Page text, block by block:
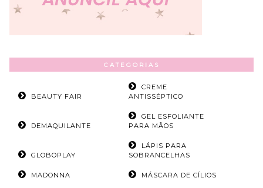
CATEGORIAS
BEAUTY FAIR
CREME
ANTISSÉPTICO
DEMAQUILANTE
GEL ESFOLIANTE
PARA MÃOS
GLOBOPLAY
LÁPIS PARA
SOBRANCELHAS
MADONNA MÁSCARA DE CÍLIOS